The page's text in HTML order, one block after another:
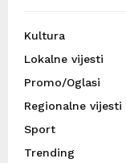
Kultura
Lokalne vijesti
Promo/Oglasi
Regionalne vijesti
Sport
Trending